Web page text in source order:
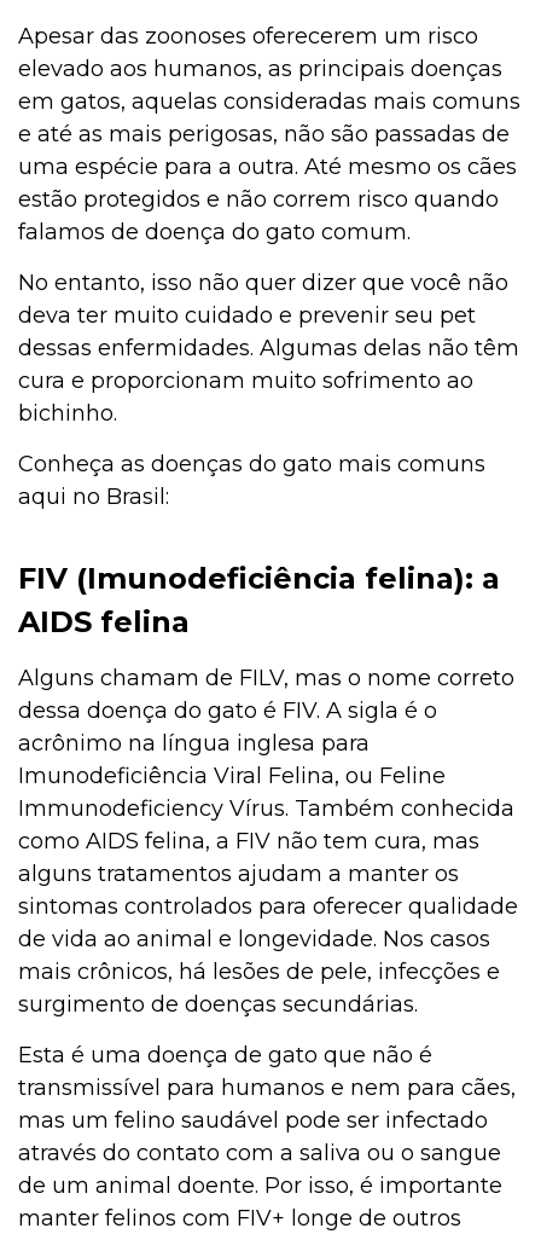
Apesar das zoonoses oferecerem um risco
elevado aos humanos, as principais doenças
em gatos, aquelas consideradas mais comuns
e até as mais perigosas, não são passadas de
uma espécie para a outra. Até mesmo os cães
estão protegidos e não correm risco quando
falamos de doença do gato comum.
No entanto, isso não quer dizer que você não
deva ter muito cuidado e prevenir seu pet
dessas enfermidades. Algumas delas não têm
cura e proporcionam muito sofrimento ao
bichinho.
Conheça as doenças do gato mais comuns
aqui no Brasil:
FIV (Imunodeficiência felina): a
AIDS felina
Alguns chamam de FILV, mas o nome correto
dessa doença do gato é FIV. A sigla é o
acrônimo na língua inglesa para
Imunodeficiência Viral Felina, ou Feline
Immunodeficiency Vírus. Também conhecida
como AIDS felina, a FIV não tem cura, mas
alguns tratamentos ajudam a manter os
sintomas controlados para oferecer qualidade
de vida ao animal e longevidade. Nos casos
mais crônicos, há lesões de pele, infecções e
surgimento de doenças secundárias.
Esta é uma doença de gato que não é
transmissível para humanos e nem para cães,
mas um felino saudável pode ser infectado
através do contato com a saliva ou o sangue
de um animal doente. Por isso, é importante
manter felinos com FIV+ longe de outros